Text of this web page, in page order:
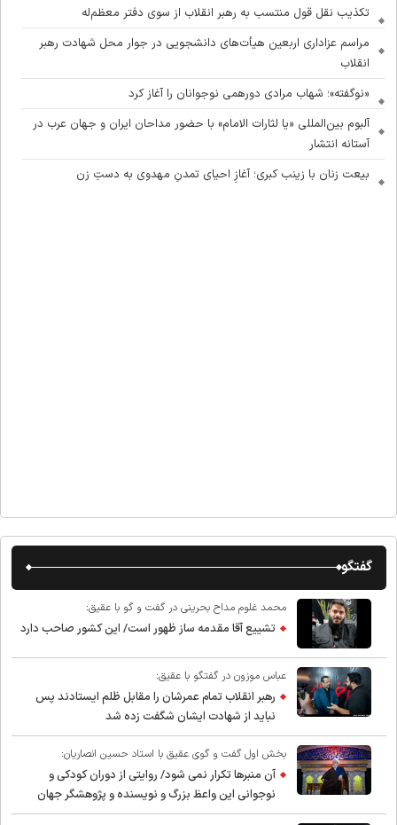
تکذیب نقل قول منتسب به رهبر انقلاب از سوی دفتر معظم‌له
مراسم عزاداری اربعین هیأت‌های دانشجویی در جوار محل شهادت رهبر
انقلاب
«نوگفته»؛ شهاب مرادی دورهمی نوجوانان را آغاز کرد
آلبوم بین‌المللی «یا لثارات الامام» با حضور مداحان ایران و جهان عرب در
آستانه انتشار
بیعت زنان با زینب کبری؛ آغازِ احیای تمدنِ مهدوی به دستِ زن
گفتگو
محمد غلوم مداح بحرینی در گفت و گو با عقیق:
تشییع آقا مقدمه ساز ظهور است/ این کشور صاحب دارد
عباس موزون در گفتگو با عقیق:
رهبر انقلاب تمام عمرشان را مقابل ظلم ایستادند پس
نباید از شهادت ایشان شگفت زده شد
بخش اول گفت و گوی عقیق با استاد حسین انصاریان:
آن منبرها تکرار نمی شود/ روایتی از دوران کودکی و
نوجوانی این واعظ بزرگ و نویسنده و پژوهشگر جهان
اسلام